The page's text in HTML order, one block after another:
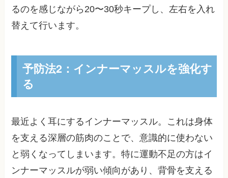
るのを感じながら20〜30秒キープし、左右を入れ
替えて行います。
予防法2：インナーマッスルを強化す
る
最近よく耳にするインナーマッスル。これは身体
を支える深層の筋肉のことで、意識的に使わない
と弱くなってしまいます。特に運動不足の方はイ
ンナーマッスルが弱い傾向があり、背骨を支える